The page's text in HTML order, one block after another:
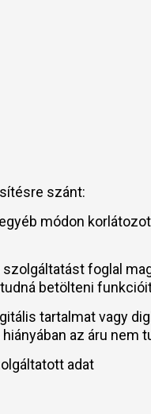
szánt:
módon
foglal
betölteni
tartalmat vagy
az áru nem
adat